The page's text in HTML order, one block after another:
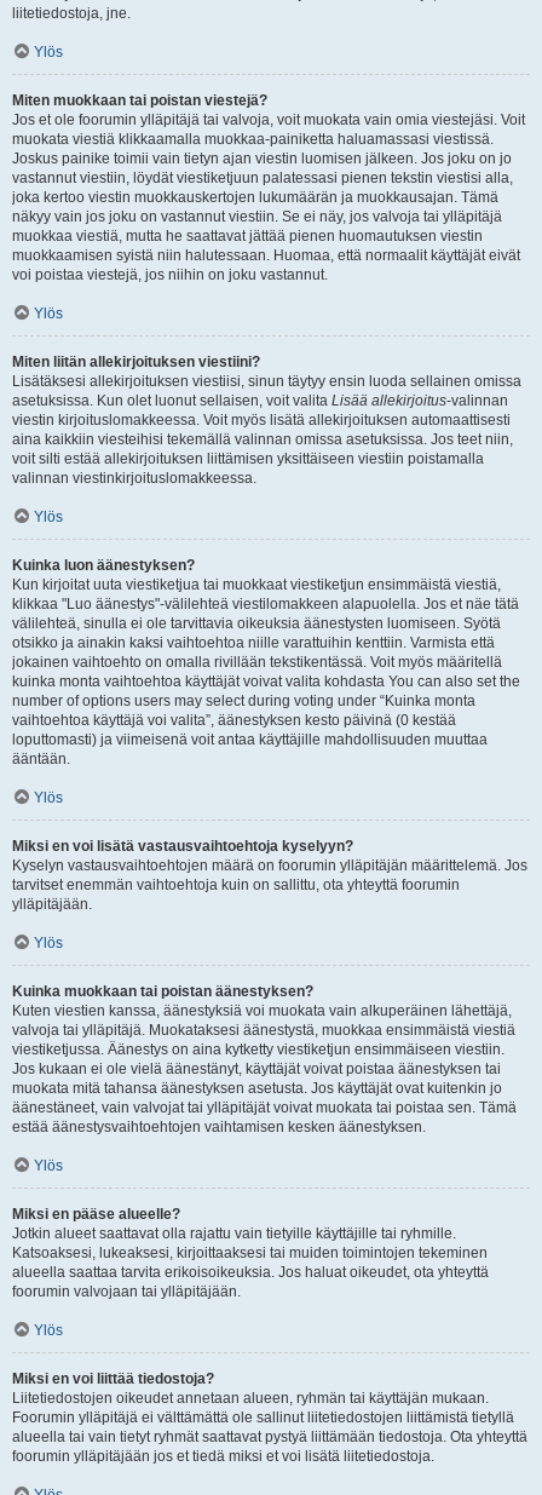
liitetiedostoja, jne.
Ylös
Miten muokkaan tai poistan viestejä?
Jos et ole foorumin ylläpitäjä tai valvoja, voit muokata vain omia viestejäsi. Voit
muokata viestiä klikkaamalla muokkaa-painiketta haluamassasi viestissä.
Joskus painike toimii vain tietyn ajan viestin luomisen jälkeen. Jos joku on jo
vastannut viestiin, löydät viestiketjuun palatessasi pienen tekstin viestisi alla,
joka kertoo viestin muokkauskertojen lukumäärän ja muokkausajan. Tämä
näkyy vain jos joku on vastannut viestiin. Se ei näy, jos valvoja tai ylläpitäjä
muokkaa viestiä, mutta he saattavat jättää pienen huomautuksen viestin
muokkaamisen syistä niin halutessaan. Huomaa, että normaalit käyttäjät eivät
voi poistaa viestejä, jos niihin on joku vastannut.
Ylös
Miten liitän allekirjoituksen viestiini?
Lisätäksesi allekirjoituksen viestiisi, sinun täytyy ensin luoda sellainen omissa
asetuksissa. Kun olet luonut sellaisen, voit valita Lisää allekirjoitus-valinnan
viestin kirjoituslomakkeessa. Voit myös lisätä allekirjoituksen automaattisesti
aina kaikkiin viesteihisi tekemällä valinnan omissa asetuksissa. Jos teet niin,
voit silti estää allekirjoituksen liittämisen yksittäiseen viestiin poistamalla
valinnan viestinkirjoituslomakkeessa.
Ylös
Kuinka luon äänestyksen?
Kun kirjoitat uuta viestiketjua tai muokkaat viestiketjun ensimmäistä viestiä,
klikkaa "Luo äänestys"-välilehteä viestilomakkeen alapuolella. Jos et näe tätä
välilehteä, sinulla ei ole tarvittavia oikeuksia äänestysten luomiseen. Syötä
otsikko ja ainakin kaksi vaihtoehtoa niille varattuihin kenttiin. Varmista että
jokainen vaihtoehto on omalla rivillään tekstikentässä. Voit myös määritellä
kuinka monta vaihtoehtoa käyttäjät voivat valita kohdasta You can also set the
number of options users may select during voting under “Kuinka monta
vaihtoehtoa käyttäjä voi valita”, äänestyksen kesto päivinä (0 kestää
loputtomasti) ja viimeisenä voit antaa käyttäjille mahdollisuuden muuttaa
ääntään.
Ylös
Miksi en voi lisätä vastausvaihtoehtoja kyselyyn?
Kyselyn vastausvaihtoehtojen määrä on foorumin ylläpitäjän määrittelemä. Jos
tarvitset enemmän vaihtoehtoja kuin on sallittu, ota yhteyttä foorumin
ylläpitäjään.
Ylös
Kuinka muokkaan tai poistan äänestyksen?
Kuten viestien kanssa, äänestyksiä voi muokata vain alkuperäinen lähettäjä,
valvoja tai ylläpitäjä. Muokataksesi äänestystä, muokkaa ensimmäistä viestiä
viestiketjussa. Äänestys on aina kytketty viestiketjun ensimmäiseen viestiin.
Jos kukaan ei ole vielä äänestänyt, käyttäjät voivat poistaa äänestyksen tai
muokata mitä tahansa äänestyksen asetusta. Jos käyttäjät ovat kuitenkin jo
äänestäneet, vain valvojat tai ylläpitäjät voivat muokata tai poistaa sen. Tämä
estää äänestysvaihtoehtojen vaihtamisen kesken äänestyksen.
Ylös
Miksi en pääse alueelle?
Jotkin alueet saattavat olla rajattu vain tietyille käyttäjille tai ryhmille.
Katsoaksesi, lukeaksesi, kirjoittaaksesi tai muiden toimintojen tekeminen
alueella saattaa tarvita erikoisoikeuksia. Jos haluat oikeudet, ota yhteyttä
foorumin valvojaan tai ylläpitäjään.
Ylös
Miksi en voi liittää tiedostoja?
Liitetiedostojen oikeudet annetaan alueen, ryhmän tai käyttäjän mukaan.
Foorumin ylläpitäjä ei välttämättä ole sallinut liitetiedostojen liittämistä tietyllä
alueella tai vain tietyt ryhmät saattavat pystyä liittämään tiedostoja. Ota yhteyttä
foorumin ylläpitäjään jos et tiedä miksi et voi lisätä liitetiedostoja.